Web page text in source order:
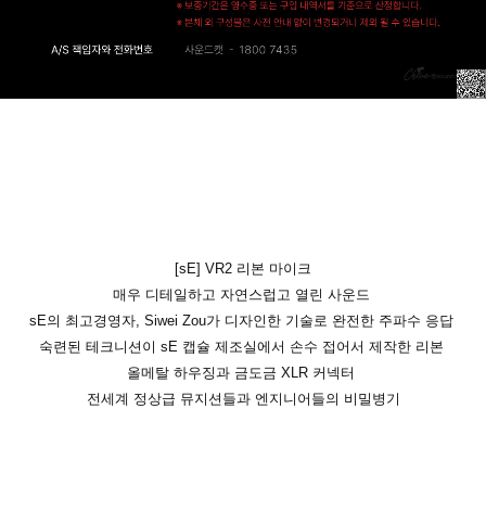
[sE] VR2 리본 마이크
매우 디테일하고 자연스럽고 열린 사운드
sE의 최고경영자, Siwei Zou가 디자인한 기술로 완전한 주파수 응답
숙련된 테크니션이 sE 캡슐 제조실에서 손수 접어서 제작한 리본
올메탈 하우징과 금도금 XLR 커넥터
전세계 정상급 뮤지션들과 엔지니어들의 비밀병기